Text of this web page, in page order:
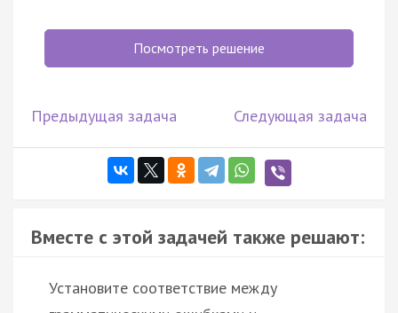
Посмотреть решение
Предыдущая задача Следующая задача
Вместе с этой задачей также решают:
Установите соответствие между